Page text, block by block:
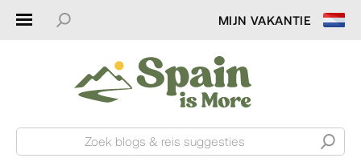
MIJN VAKANTIE
Zoek blogs & reis suggesties